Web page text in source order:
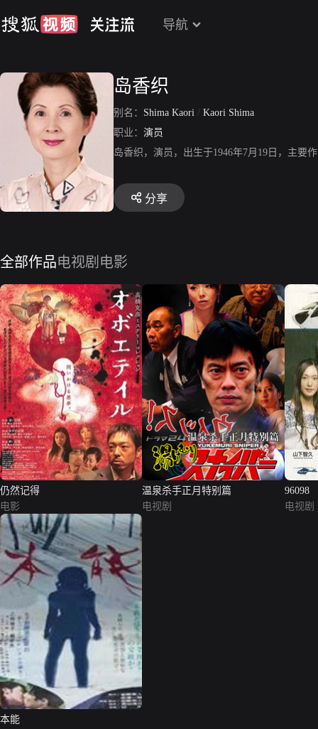
导航
岛香织
别名： Shima Kaori / Kaori Shima
职业： 演员
岛香织，演员，出生于1946年7月19日，主要
分享
全部作品电视剧 电影
仍然记得
电影
温泉杀手正月特别篇
电视剧
96098
电视剧
本能